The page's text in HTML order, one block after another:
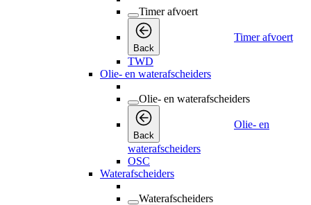
Timer afvoert
Back
Timer afvoert
TWD
Olie- en waterafscheiders
Olie- en waterafscheiders
Back
Olie- en
waterafscheiders
OSC
Waterafscheiders
Waterafscheiders